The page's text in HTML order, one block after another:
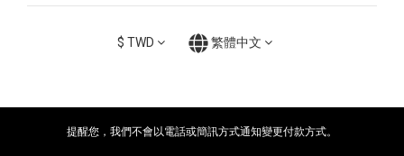
$ TWD 繁體中文
提醒您，我們不會以電話或簡訊方式通知變更付款方式。